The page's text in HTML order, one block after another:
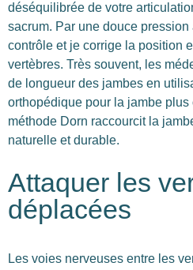
déséquilibrée de votre
sacrum. Par une douce
contrôle et je corrige la position
vertèbres. Très souvent, les
de longueur des jambes en
orthopédique pour la jambe plus
méthode Dorn raccourcit la
naturelle et durable.
Attaquer les
déplacées
Les voies nerveuses entre les